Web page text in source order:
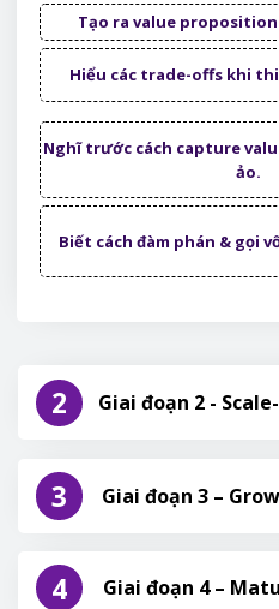
Giai đoạn 3 –
3
Hiểu các trade-offs khi
Biết cách đàm phán & gọi
Tạo ra value
Nghĩ trước cách capture
ảo.
Giai đoạn 2 -
2
Giai đoạn 4 –
4